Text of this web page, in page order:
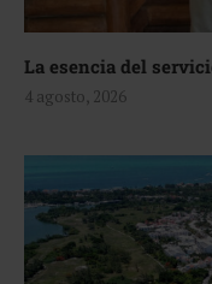
La esencia del
4 agosto, 2026